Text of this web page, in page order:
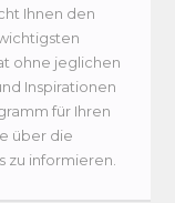
Ihnen den
ohne jeglichen
Inspirationen
für Ihren
über die
zu informieren.